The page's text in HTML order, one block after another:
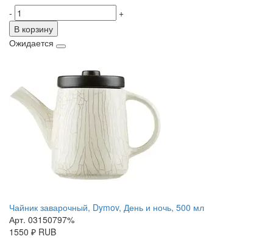
-
+
В корзину
Ожидается
Чайник заварочный, Dymov, День и ночь, 500 мл
Арт. 03150797%
1550 ₽ RUB